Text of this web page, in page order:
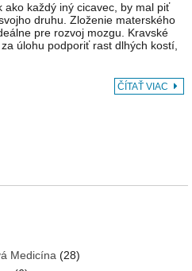
ako každý iný cicavec, by mal piť
druhu. Zloženie materského
pre rozvoj mozgu. Kravské
úlohu podporiť rast dlhých kostí,
ČÍTAŤ VIAC
Medicína (28)